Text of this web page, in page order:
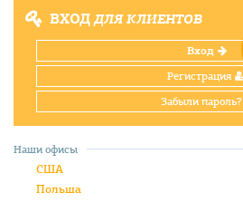
ВХОДДЛЯ КЛИЕНТОВ
Вход
Регистрация
Забыли пароль?
Наши офисы
США
Польша